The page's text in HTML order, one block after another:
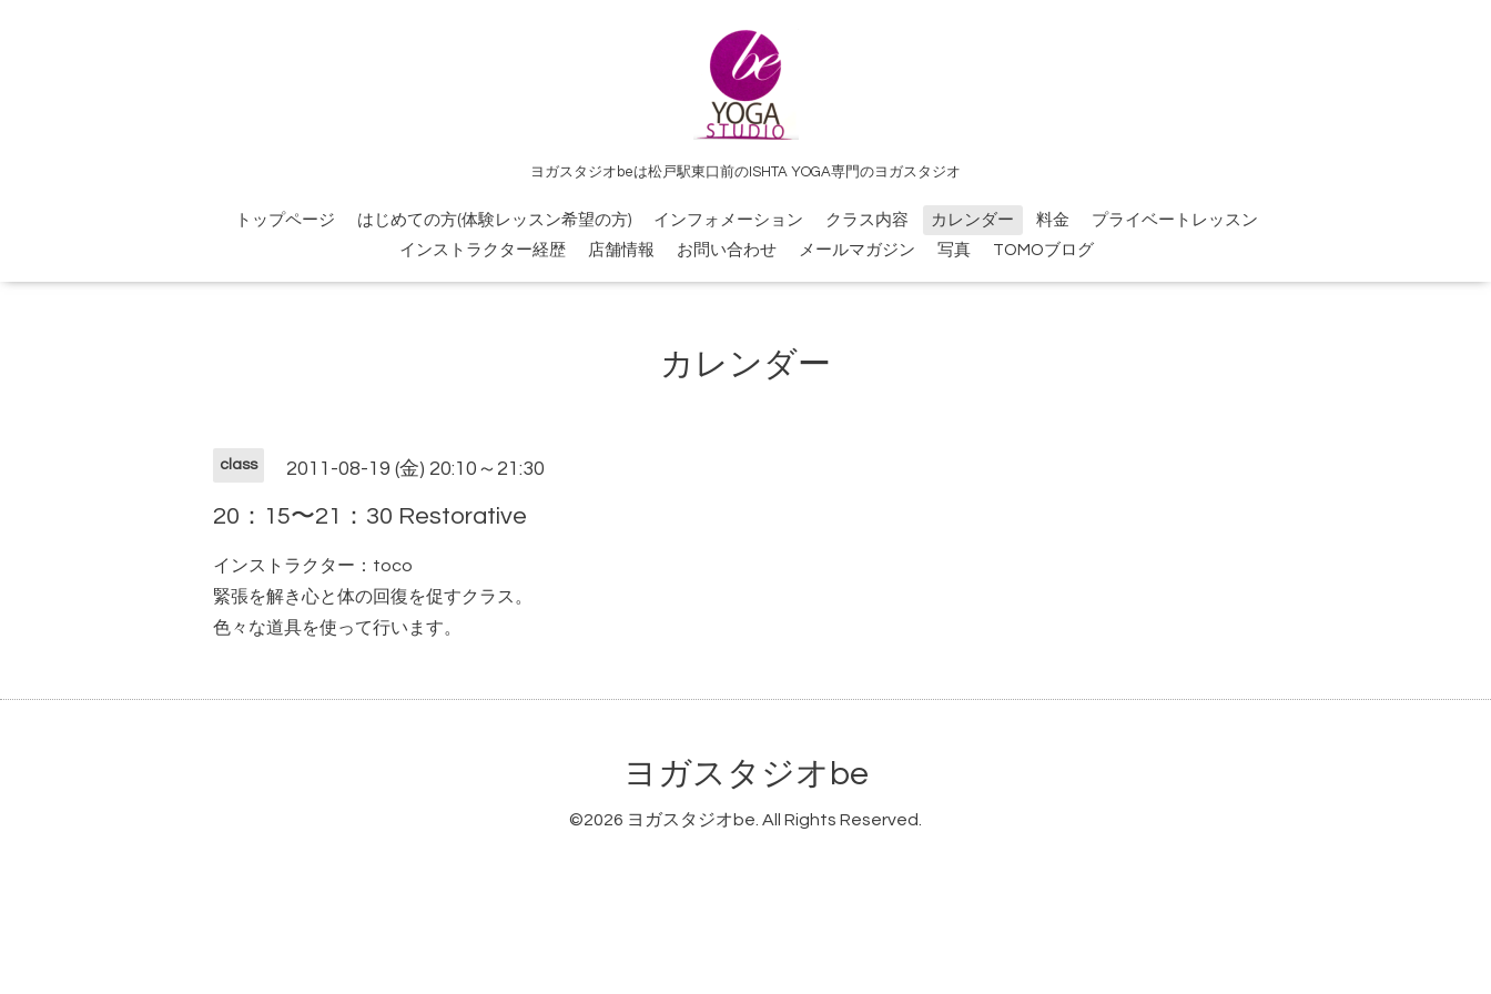
ヨガスタジオbeは松戸駅東口前のISHTA YOGA専門のヨガスタジオ
トップページ はじめての方(体験レッスン希望の方) インフォメーション クラス内容 カレンダー 料金
プライベートレッスン
インストラクター経歴
店舗情報 お問い合わせ メールマガジン 写真 TOMOブログ
カレンダー
class 2011-08-19 (金) 20:10～21:30
20：15〜21：30 Restorative
インストラクター：toco
緊張を解き心と体の回復を促すクラス。
色々な道具を使って行います。
ヨガスタジオbe
©2026 ヨガスタジオbe. All Rights Reserved.